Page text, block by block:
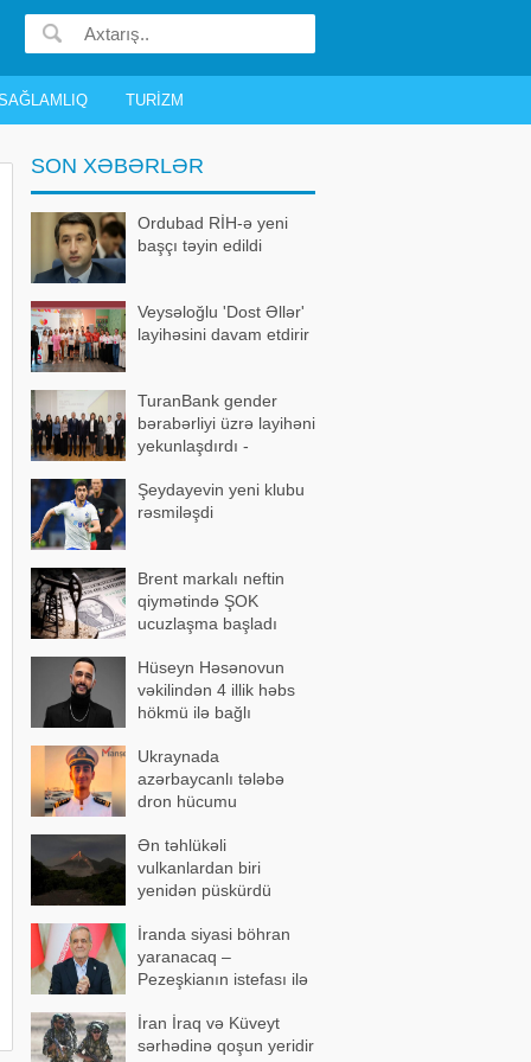
TURIZM
SON XƏBƏRLƏR
Ordubad RİH-ə yeni
başçı təyin edildi
Veysəloğlu 'Dost Əllər'
layihəsini davam etdirir
TuranBank gender
bərabərliyi üzrə layihəni
yekunlaşdırdı -
Şeydayevin yeni klubu
rəsmiləşdi
Brent markalı neftin
qiymətində ŞOK
ucuzlaşma başladı
Hüseyn Həsənovun
vəkilindən 4 illik həbs
hökmü ilə bağlı
Ukraynada
azərbaycanlı tələbə
dron hücumu
Vəziyyəti ağırdırƏn təhlükəli
vulkanlardan biri
yenidən püskürdü
İranda siyasi böhran
yaranacaq –
Pezeşkianın istefası ilə
İran İraq və Küveyt
sərhədinə qoşun yeridir